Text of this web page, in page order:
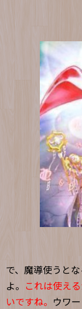
で、魔導使うと
よ。 これは使え
いですね。 ウワ